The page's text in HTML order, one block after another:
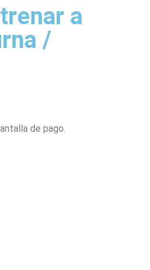
a
/
de pago.